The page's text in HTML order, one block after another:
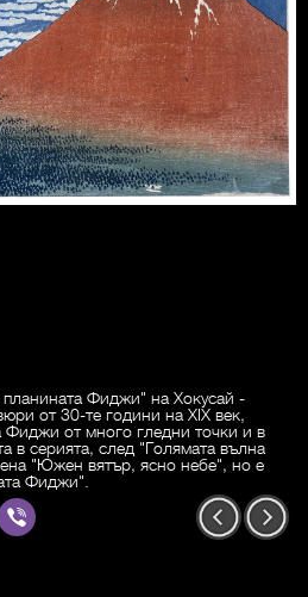
Фиджи" на Хокусай -
от 30-те години на ХIХ век,
Фиджи от много гледни точки и в
в серията, след "Голямата вълна
"Южен вятър, ясно небе", но е
Фиджи".